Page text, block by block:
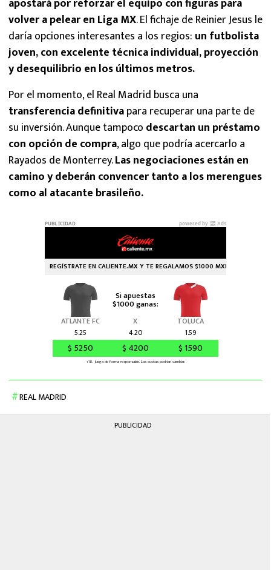
volver a pelear en Liga MX. El fichaje de Reinier Jesus le
daría opciones interesantes a los regios: un futbolista
joven, con excelente técnica individual, proyección
y desequilibrio en los últimos metros.
Por el momento, el Real Madrid busca una
transferencia definitivapara recuperar una parte de
su inversión. Aunque tampoco descartan un préstamo
con opción de compra, algo que podría acercarlo a
Rayados de Monterrey.Las negociaciones están en
camino y deberán convencer tanto a los merengues
como al atacante brasileño.
REAL MADRID
PUBLICIDAD